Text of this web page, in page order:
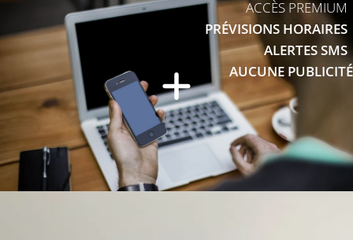
ACCÈS PREMIUM
PRÉVISIONS HORAIRES
ALERTES SMS
AUCUNE PUBLICITÉ